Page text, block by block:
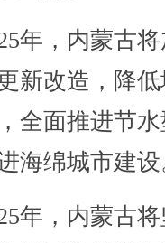
，内蒙古将
新改造，降
全面推进节
海绵城市建
，内蒙古将